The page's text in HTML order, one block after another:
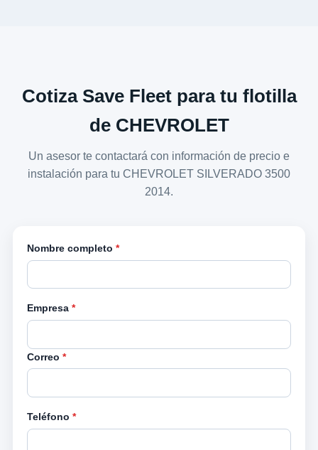
Cotiza Save Fleet para tu flotilla
de CHEVROLET
Un asesor te contactará con información de precio e
instalación para tu CHEVROLET SILVERADO 3500
2014.
Nombre completo *
Empresa *
Correo *
Teléfono *